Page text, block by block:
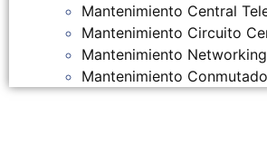
Mantenimiento Central
Mantenimiento Circuito
Mantenimiento Networking
Mantenimiento